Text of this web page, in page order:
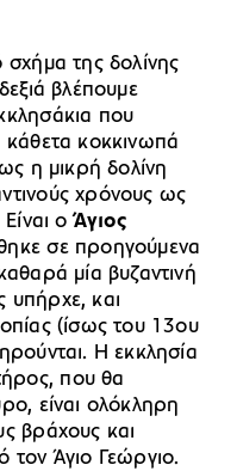
σχήμα της δολίνης
βλέπουμε
που
κάθετα κοκκινωπά
η μικρή δολίνη
χρόνους ως
Είναι οΆγιος
σε προηγούμενα
μία βυζαντινή
υπήρχε, και
(ίσως του 13ου
Η εκκλησία
που θα
είναι ολόκληρη
βράχους και
τον Άγιο Γεώργιο.